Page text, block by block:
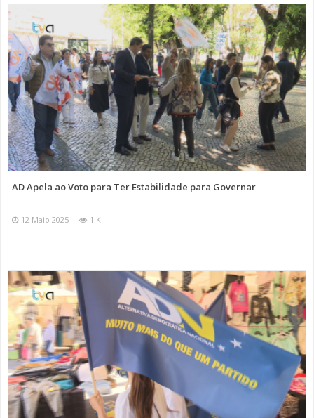
AD Apela ao Voto para Ter Estabilidade para Governar
12 Maio 2025 1 K